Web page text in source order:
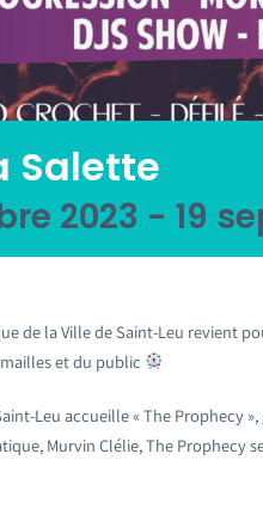
Salette
2023 - 19
de la Ville de Saint-Leu revient
et du public
Leu accueille « The Prophecy
Murvin Clélie, The Prophecy